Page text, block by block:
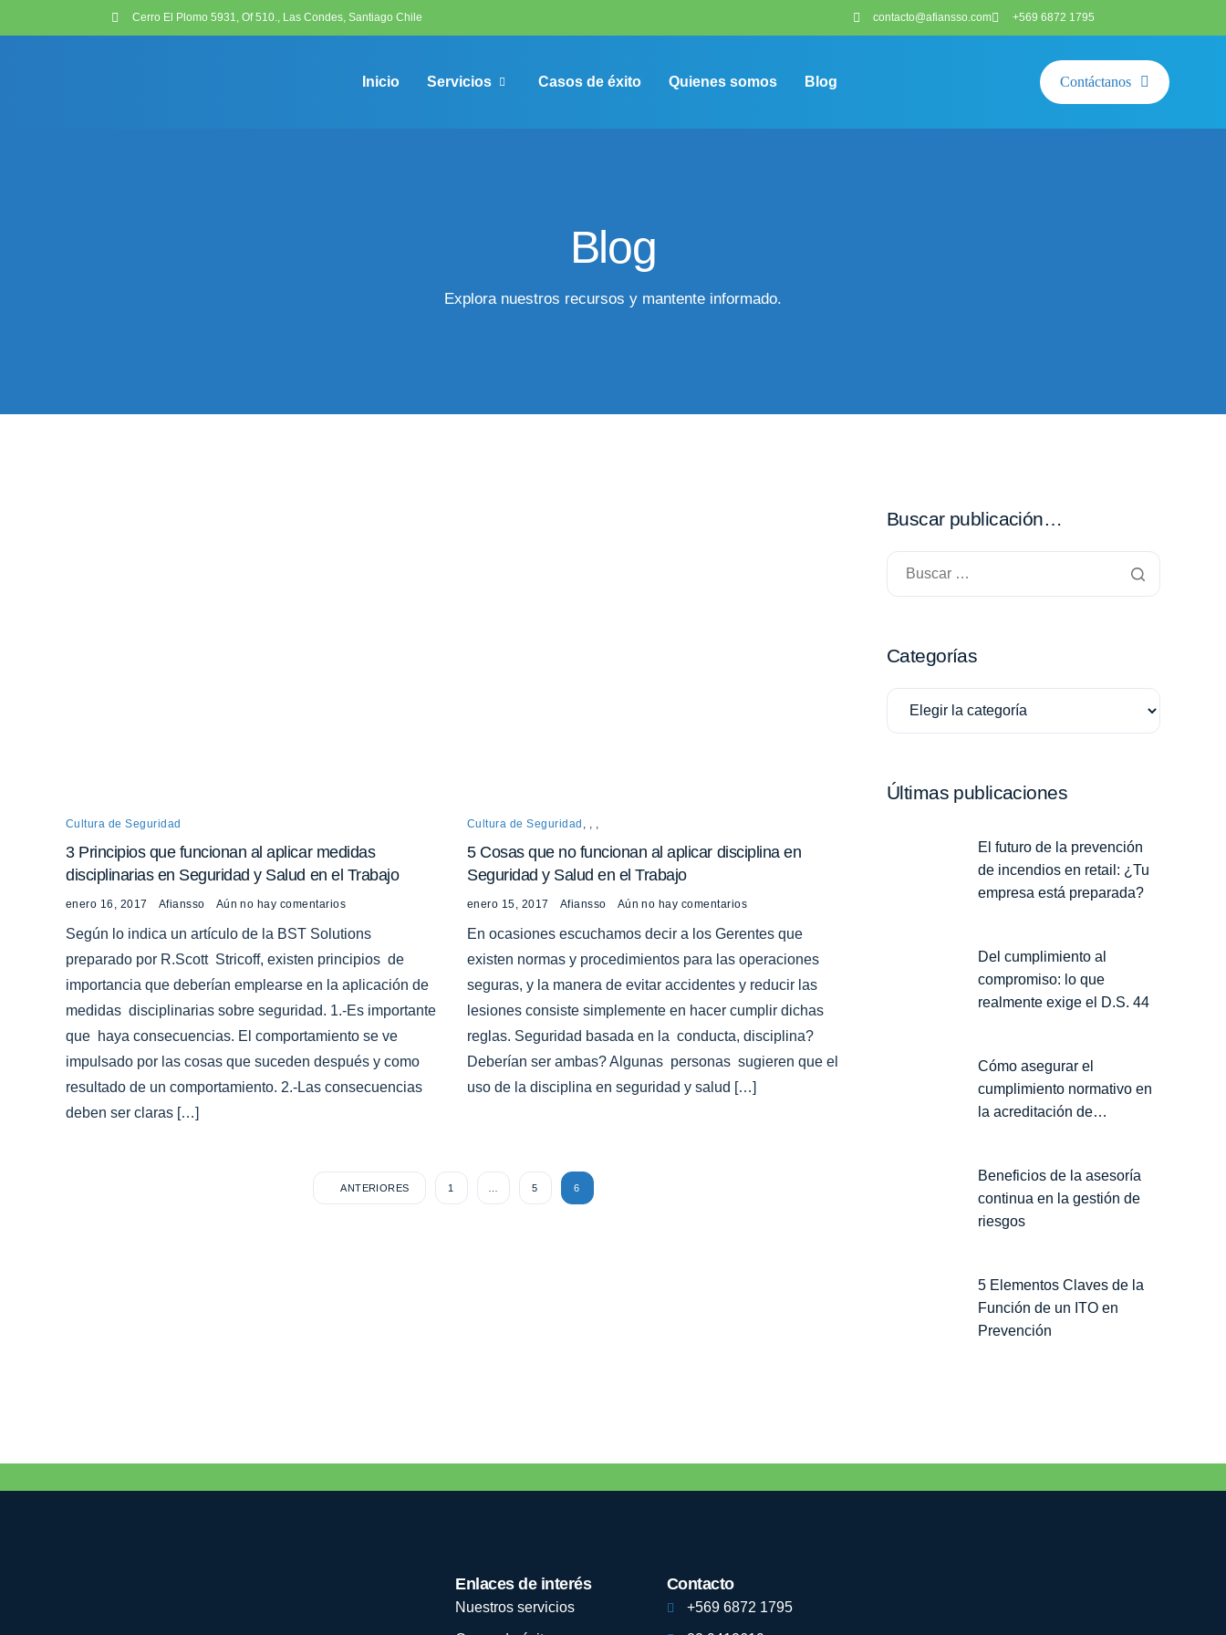
Cerro El Plomo 5931, Of 510., Las Condes, Santiago Chile contacto@afiansso.com +569 6872 1795
Inicio Servicios Casos de éxito Quienes somos Blog Contáctanos
Blog
Explora nuestros recursos y mantente informado.
Cultura de Seguridad
3 Principios que funcionan al aplicar medidas
disciplinarias en Seguridad y Salud en el Trabajo
enero 16, 2017 Afiansso Aún no hay comentarios
Según lo indica un artículo de la BST Solutions
preparado por R.Scott Stricoff, existen principios de
importancia que deberían emplearse en la aplicación de
medidas disciplinarias sobre seguridad. 1.-Es importante
que haya consecuencias. El comportamiento se ve
impulsado por las cosas que suceden después y como
resultado de un comportamiento. 2.-Las consecuencias
deben ser claras […]
Cultura de Seguridad
5 Cosas que no funcionan al aplicar disciplina en
Seguridad y Salud en el Trabajo
enero 15, 2017 Afiansso Aún no hay comentarios
En ocasiones escuchamos decir a los Gerentes que
existen normas y procedimientos para las operaciones
seguras, y la manera de evitar accidentes y reducir las
lesiones consiste simplemente en hacer cumplir dichas
reglas. Seguridad basada en la conducta, disciplina?
Deberían ser ambas? Algunas personas sugieren que el
uso de la disciplina en seguridad y salud […]
ANTERIORES 1 5 6
Buscar publicación…
Categorías
Últimas publicaciones
El futuro de la prevención
de incendios en retail: ¿Tu
empresa está preparada?
Del cumplimiento al
compromiso: lo que
realmente exige el D.S. 44
Cómo asegurar el
cumplimiento normativo en
la acreditación de
Beneficios de la asesoría
continua en la gestión de
riesgos
5 Elementos Claves de la
Función de un ITO en
Prevención
Enlaces de interés
Nuestros servicios
Contacto
+569 6872 1795